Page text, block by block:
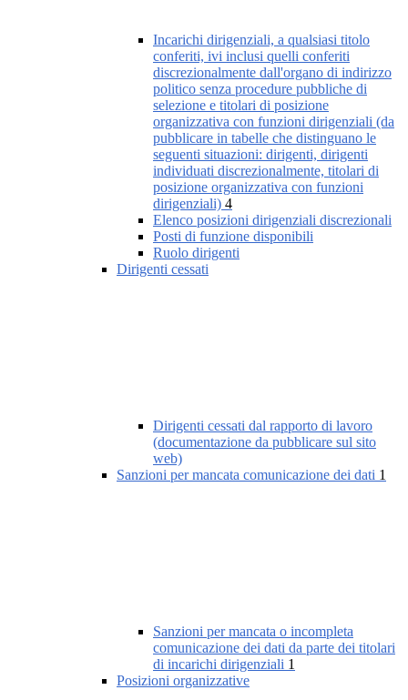
Incarichi dirigenziali, a qualsiasi titolo
conferiti, ivi inclusi quelli conferiti
discrezionalmente dall'organo di indirizzo
politico senza procedure pubbliche di
selezione e titolari di posizione
organizzativa con funzioni dirigenziali (da
pubblicare in tabelle che distinguano le
seguenti situazioni: dirigenti, dirigenti
individuati discrezionalmente, titolari di
posizione organizzativa con funzioni
dirigenziali) 4
Elenco posizioni dirigenziali discrezionali
Posti di funzione disponibili
Ruolo dirigenti
Dirigenti cessati
Dirigenti cessati dal rapporto di lavoro
(documentazione da pubblicare sul sito
web)
Sanzioni per mancata comunicazione dei dati 1
Sanzioni per mancata o incompleta
comunicazione dei dati da parte dei titolari
di incarichi dirigenziali 1
Posizioni organizzative